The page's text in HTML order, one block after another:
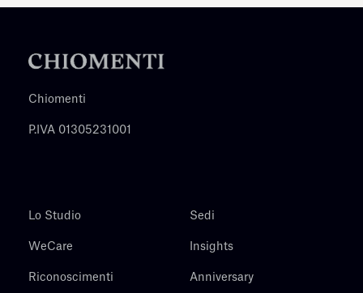
Chiomenti
P.IVA 01305231001
Lo Studio
WeCare
Riconoscimenti
Sedi
Insights
Anniversary